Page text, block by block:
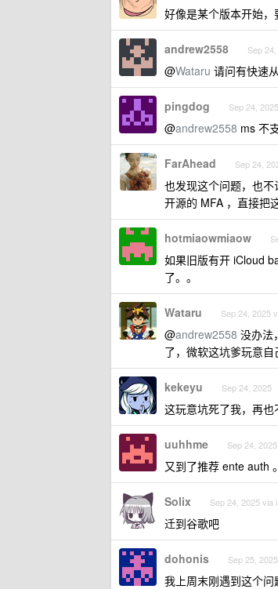
好像是某个版本开始
andrew2558 Sep
@Wataru 请问有快速
pingdog Sep 24,
@andrew2558 ms 不
FarAhead Sep 24,
也发现这个问题，也
开源的 MFA ，直接把
hotmiaowmiaow
如果旧版有开 iCloud
了。。
Wataru Sep 24, 2025
@andrew2558 没办法
了，微软这坑爹玩意
kekeyu Sep 24, 2025
这玩意坑死了我，再
uuhhme Sep 24,
又到了推荐 ente auth
Solix Sep 24, 2025 via
迁到谷歌吧
dohonis Sep 25, 2025
我上周末刚遇到这个